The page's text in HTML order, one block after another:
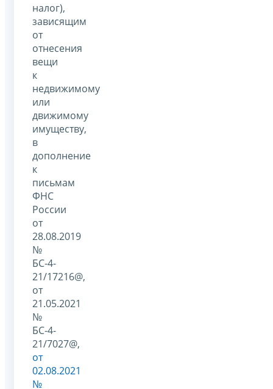
налог),
зависящим
от
отнесения
вещи
к
недвижимому
или
движимому
имуществу,
в
дополнение
к
письмам
ФНС
России
от
28.08.2019
№
БС-4-
21/17216@,
от
21.05.2021
№
БС-4-
21/7027@,
от
02.08.2021
№